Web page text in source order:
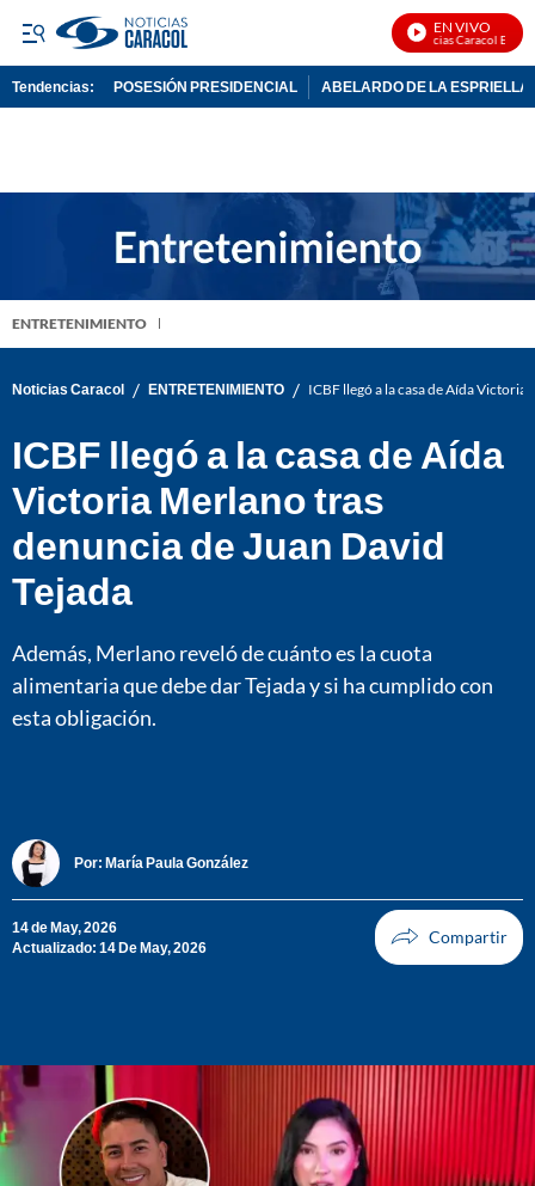
EN VIVO
Noticias Caracol En Vivo
Tendencias: POSESIÓN PRESIDENCIAL ABELARDO DE LA ESPRIELLA
ENTRETENIMIENTO
Noticias Caracol / ENTRETENIMIENTO / ICBF llegó a la casa de Aída
ICBF llegó a la casa de Aída
Victoria Merlano tras
denuncia de Juan David
Tejada
Además, Merlano reveló de cuánto es la cuota
alimentaria que debe dar Tejada y si ha cumplido con
esta obligación.
Por: María Paula González
14 de May, 2026
Actualizado: 14 De May, 2026